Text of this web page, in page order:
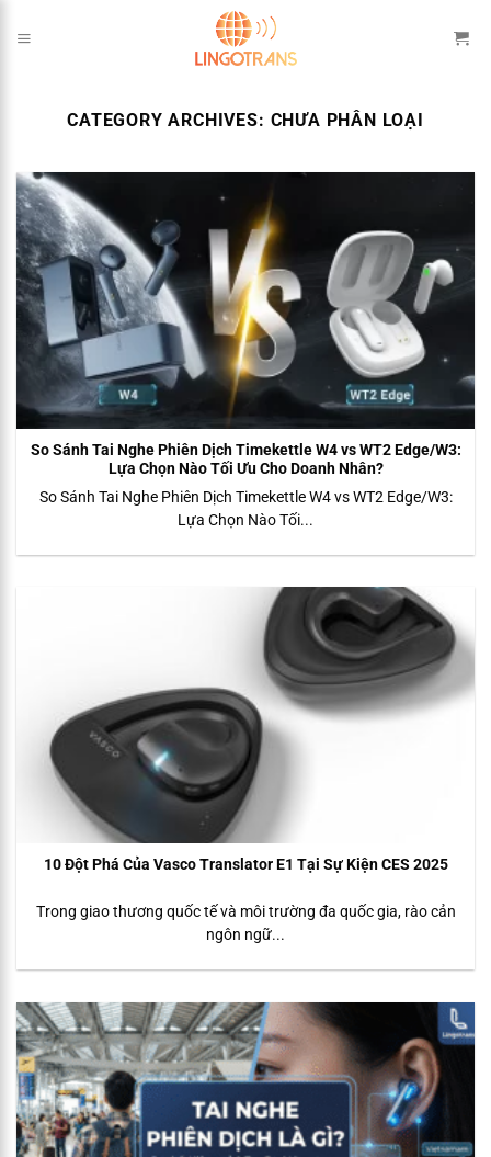
CATEGORY ARCHIVES: CHƯA PHÂN LOẠI
So Sánh Tai Nghe Phiên Dịch Timekettle W4 vs WT2 Edge/W3:
Lựa Chọn Nào Tối Ưu Cho Doanh Nhân?
So Sánh Tai Nghe Phiên Dịch Timekettle W4 vs WT2 Edge/W3:
Lựa Chọn Nào Tối...
10 Đột Phá Của Vasco Translator E1 Tại Sự Kiện CES 2025
Trong giao thương quốc tế và môi trường đa quốc gia, rào cản
ngôn ngữ...